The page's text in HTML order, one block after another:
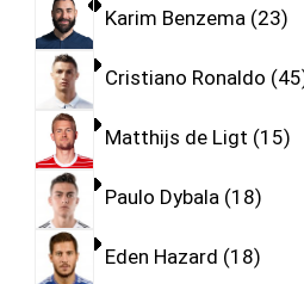
Karim Benzema 23
Cristiano Ronaldo 45
Matthijs de Ligt 15
Paulo Dybala 18
Eden Hazard 18